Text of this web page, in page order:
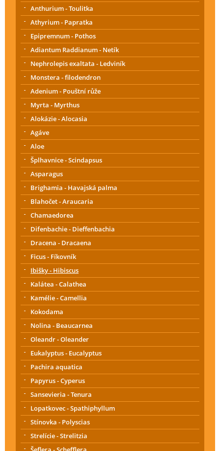
Anthurium - Toulitka
Athyrium - Papratka
Epipremnum - Pothos
Adiantum Raddianum - Netík
Nephrolepis exaltata - Ledviník
Monstera - filodendron
Adenium - Pouštní růže
Myrta - Myrthus
Alokázie - Alocasia
Agáve
Aloe
Šplhavnice - Scindapsus
Asparagus
Brighamia - Havajská palma
Blahočet - Araucaria
Chamaedorea
Difenbachie - Dieffenbachia
Dracena - Dracaena
Ficus - Fíkovník
Ibišky - Hibiscus
Kalátea - Calathea
Kamélie - Camellia
Kokodama
Nolina - Beaucarnea
Oleandr - Oleander
Eukalyptus - Eucalyptus
Pachira aquatica
Papyrus - Cyperus
Sansevieria - Tenura
Lopatkovec - Spathiphyllum
Stínovka - Polyscias
Strelície - Strelitzia